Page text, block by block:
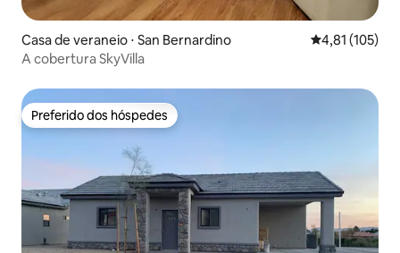
Casa de veraneio ⋅ San Bernardino 4,81 de uma
4,81 (105)
A cobertura SkyVilla
Preferido dos hóspedes
Preferido dos hóspedes